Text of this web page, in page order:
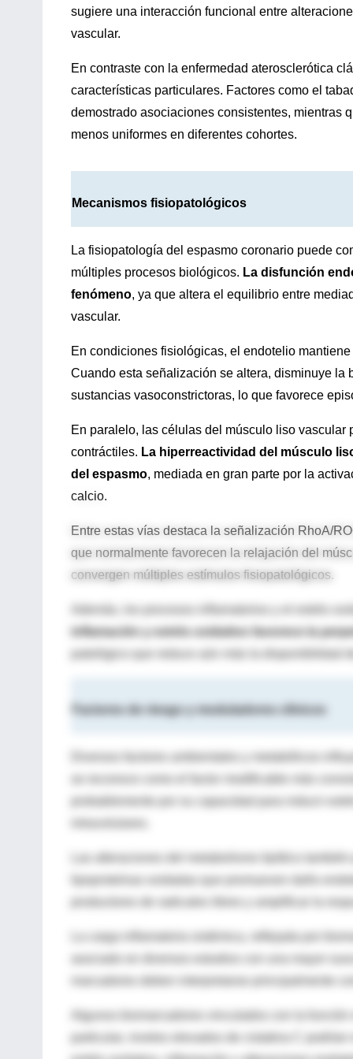
sugiere una interacción funcional entre
vascular.
En contraste con la enfermedad aterosclerótica
características particulares. Factores como el
demostrado asociaciones consistentes, mientras
menos uniformes en diferentes cohortes.
Mecanismos fisiopatológicos
La fisiopatología del espasmo coronario puede
múltiples procesos biológicos. La disfunción
fenómeno, ya que altera el equilibrio entre
vascular.
En condiciones fisiológicas, el endotelio
Cuando esta señalización se altera, disminuye
sustancias vasoconstrictoras, lo que favorece
En paralelo, las células del músculo liso
contráctiles. La hiperreactividad del músculo
del espasmo, mediada en gran parte por la
calcio.
Entre estas vías destaca la señalización RhoA/
que normalmente favorecen la relajación del
convergen múltiples estímulos fisiopatológicos.
inflamación y estrés oxidativo favorece la
patológico que reduce aún más la disponibilidad
Factores de riesgo y moduladores clínicos
probablemente por su capacidad para inducir
La carga inflamatoria sistémica, reflejada por
asociado en diversos estudios con una mayor
Algunos biomarcadores vinculados con la